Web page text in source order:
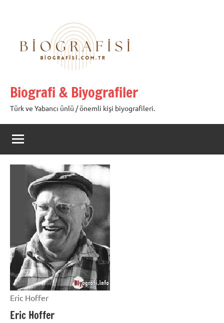
Biografi & Biyografiler
Türk ve Yabancı ünlü / önemli kişi biyografileri.
Eric Hoffer
Eric Hoffer